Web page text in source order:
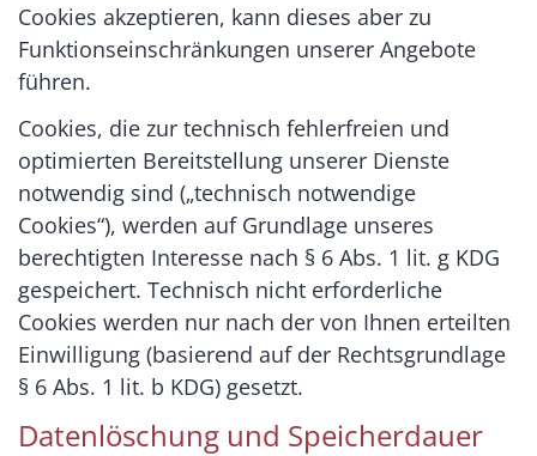
Cookies akzeptieren, kann dieses aber zu
Funktionseinschränkungen unserer Angebote
führen.
Cookies, die zur technisch fehlerfreien und
optimierten Bereitstellung unserer Dienste
notwendig sind („technisch notwendige
Cookies“), werden auf Grundlage unseres
berechtigten Interesse nach § 6 Abs. 1 lit. g KDG
gespeichert. Technisch nicht erforderliche
Cookies werden nur nach der von Ihnen erteilten
Einwilligung (basierend auf der Rechtsgrundlage
§ 6 Abs. 1 lit. b KDG) gesetzt.
Datenlöschung und Speicherdauer